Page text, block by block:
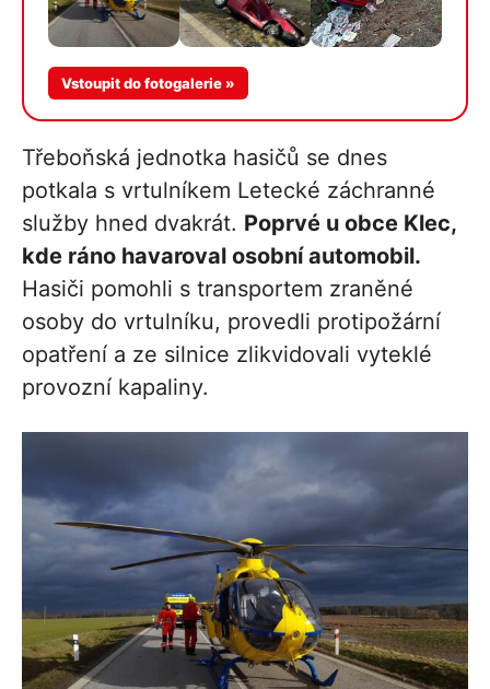
Vstoupit do fotogalerie »
Třeboňská jednotka hasičů se dnes
potkala s vrtulníkem Letecké záchranné
služby hned dvakrát. Poprvé u obce Klec,
kde ráno havaroval osobní automobil.
Hasiči pomohli s transportem zraněné
osoby do vrtulníku, provedli protipožární
opatření a ze silnice zlikvidovali vyteklé
provozní kapaliny.